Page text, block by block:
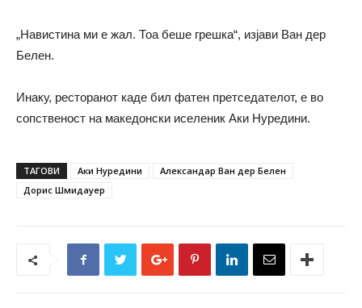
„Навистина ми е жал. Тоа беше грешка“, изјави Ван дер
Белен.
Инаку, ресторанот каде бил фатен претседателот, е во
сопственост на македонски иселеник Аки Нуредини.
ТАГОВИ Аки Нуредини
Александар Ван дер Белен
Дорис Шмидауер